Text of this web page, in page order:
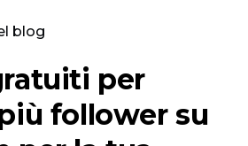
blog
per
follower su